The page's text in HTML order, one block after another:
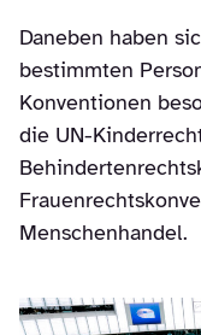
Daneben haben
bestimmten
Konventionen
die UN-
Menschenhandel.